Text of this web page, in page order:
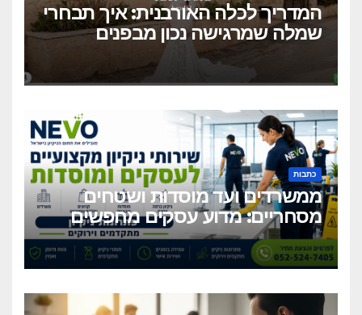
המדריך לכלה האורבנית: איך תבחרי
שמלה שמרגישה נכון מבפנים
ונראית מושלם מבחוץ?
כתבות
ממשרדים ועד מוסדות ושטחים
מסחריים: מדוע עסקים מחפשים
כיום שירותי ניקיון מקצועיים
וגמישים?